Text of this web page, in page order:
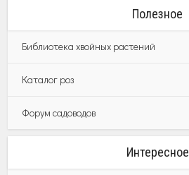
Полезное
Библиотека хвойных растений
Каталог роз
Форум садоводов
Интересное